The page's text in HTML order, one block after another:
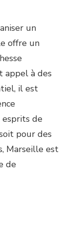
un
offre un
appel à des
il est
de
pour des
Marseille est
de